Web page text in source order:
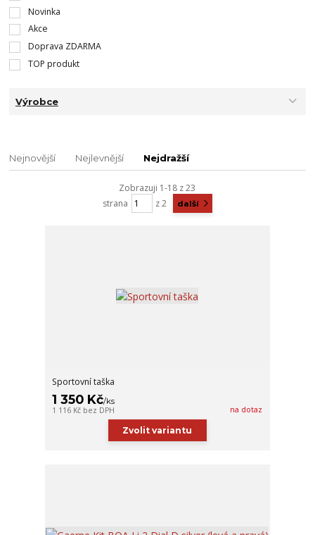
Novinka
Akce
Doprava ZDARMA
TOP produkt
Výrobce
Nejnovější Nejlevnější Nejdražší
Zobrazuji 1-18 z 23
strana
z 2 další
Sportovní taška
1 350 Kč/ks
1 116 Kč bez DPH na dotaz
Zvolit variantu